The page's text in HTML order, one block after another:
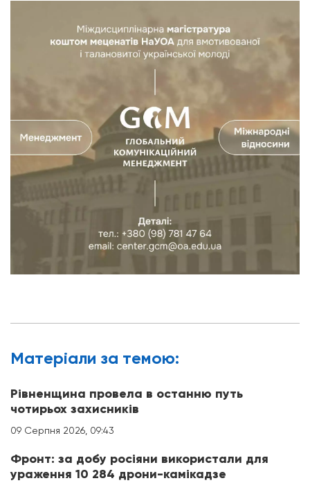
Матерiали за темою:
Рівненщина провела в останню путь
чотирьох захисників
09 Серпня 2026, 09:43
Фронт: за добу росіяни використали для
ураження 10 284 дрони-камікадзе